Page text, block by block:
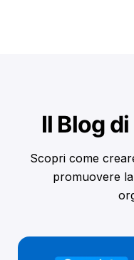
Il Blog
Scopri come
promuovere